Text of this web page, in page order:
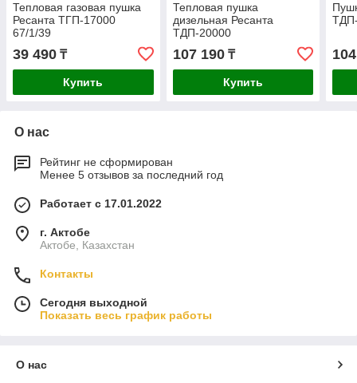
Тепловая газовая пушка
Ресанта ТГП-17000
67/1/39
39 490 ₸
Купить
Тепловая пушка
дизельная Ресанта
ТДП-20000
107 190₸
Купить
О нас
Рейтинг не сформирован
Менее 5 отзывов за последний год
Работает с 17.01.2022
г. Актобе
Актобе, Казахстан
Контакты
Сегодня выходной
Показать весь график работы
О нас